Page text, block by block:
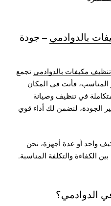
بالدوادمي – جودة
مكيفات بالدوادمي تجمع
المناسب، فأنت في المكان
في تنظيف وصيانة
الجودة، لنضمن لك أداء قوي
واحد أو عدة أجهزة، نحن
الكفاءة والتكلفة المناسبة.
الدوادمي؟